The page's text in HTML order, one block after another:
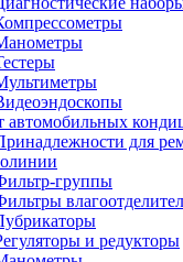
автомобильных
для
группы
и редукторы